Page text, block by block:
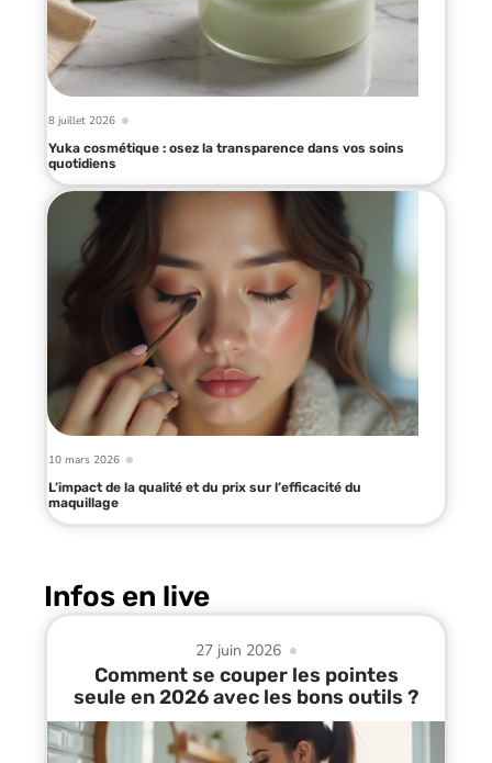
8 juillet 2026
Yuka cosmétique : osez la transparence dans vos soins
quotidiens
10 mars 2026
L’impact de la qualité et du prix sur l’efficacité du
maquillage
Infos en live
27 juin 2026
Comment se couper les pointes
seule en 2026 avec les bons outils ?